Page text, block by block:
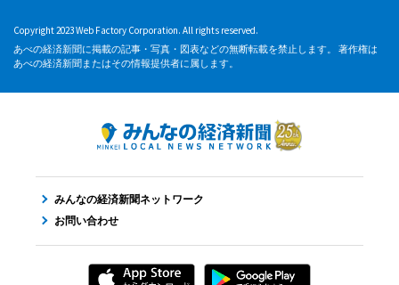
Copyright 2023 Web Factory Corporation. All rights reserved.
あべの経済新聞に掲載の記事・写真・図表などの無断転載を禁止します。 著作権は
あべの経済新聞またはその情報提供者に属します。
みんなの経済新聞ネットワーク
お問い合わせ